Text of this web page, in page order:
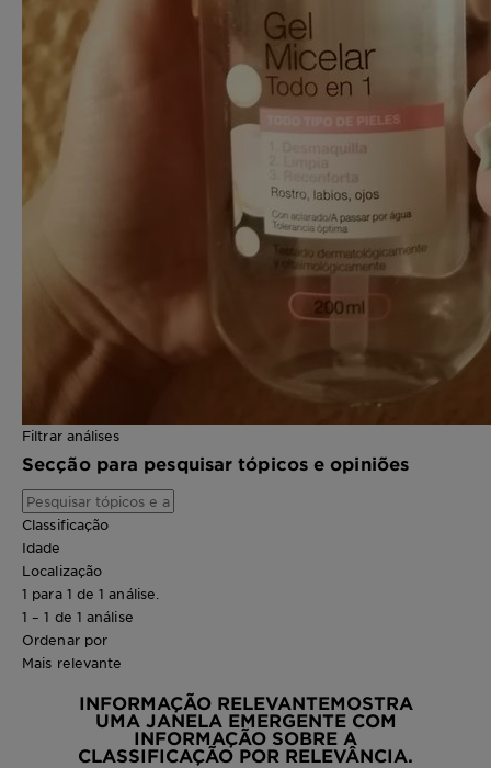
Filtrar análises
Secção para pesquisar tópicos e opiniões
Classificação
Idade
Localização
1 para 1 de 1 análise.
1 – 1 de 1 análise
Ordenar por
Mais relevante
INFORMAÇÃO RELEVANTEMOSTRA
UMA JANELA EMERGENTE COM
INFORMAÇÃO SOBRE A
CLASSIFICAÇÃO POR RELEVÂNCIA.